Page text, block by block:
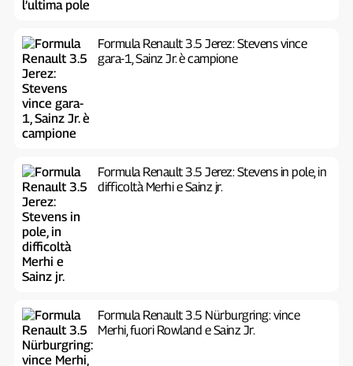
Formula Renault 3.5 Jerez: Stevens vince
gara-1, Sainz Jr. è campione
Formula Renault 3.5 Jerez: Stevens in pole, in
difficoltà Merhi e Sainz jr.
Formula Renault 3.5 Nürburgring: vince
Merhi, fuori Rowland e Sainz Jr.